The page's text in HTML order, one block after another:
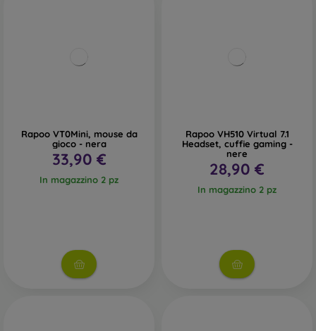
Rapoo VT0Mini, mouse da
gioco - nera
33,90 €
In magazzino 2 pz
Rapoo VH510 Virtual 7.1
Headset, cuffie gaming -
nere
28,90 €
In magazzino 2 pz